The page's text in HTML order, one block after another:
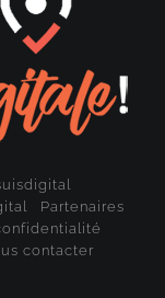
Partenaires
contacter